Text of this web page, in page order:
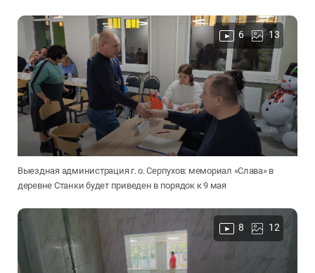
6 13
Выездная администрация г. о. Серпухов: мемориал «Слава» в
деревне Станки будет приведен в порядок к 9 мая
8 12